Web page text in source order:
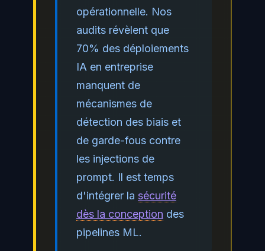
opérationnelle. Nos
audits révèlent que
70% des déploiements
IA en entreprise
manquent de
mécanismes de
détection des biais et
de garde-fous contre
les injections de
prompt. Il est temps
d'intégrer la sécurité
dès la conception des
pipelines ML.